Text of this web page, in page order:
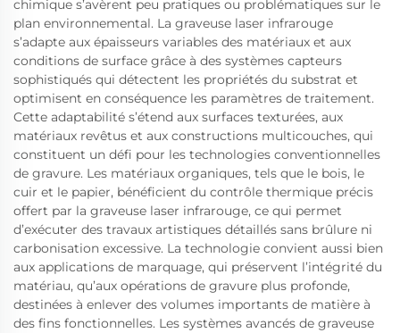
chimique s’avèrent peu pratiques ou problématiques sur le
plan environnemental. La graveuse laser infrarouge
s’adapte aux épaisseurs variables des matériaux et aux
conditions de surface grâce à des systèmes capteurs
sophistiqués qui détectent les propriétés du substrat et
optimisent en conséquence les paramètres de traitement.
Cette adaptabilité s’étend aux surfaces texturées, aux
matériaux revêtus et aux constructions multicouches, qui
constituent un défi pour les technologies conventionnelles
de gravure. Les matériaux organiques, tels que le bois, le
cuir et le papier, bénéficient du contrôle thermique précis
offert par la graveuse laser infrarouge, ce qui permet
d’exécuter des travaux artistiques détaillés sans brûlure ni
carbonisation excessive. La technologie convient aussi bien
aux applications de marquage, qui préservent l’intégrité du
matériau, qu’aux opérations de gravure plus profonde,
destinées à enlever des volumes importants de matière à
des fins fonctionnelles. Les systèmes avancés de graveuse